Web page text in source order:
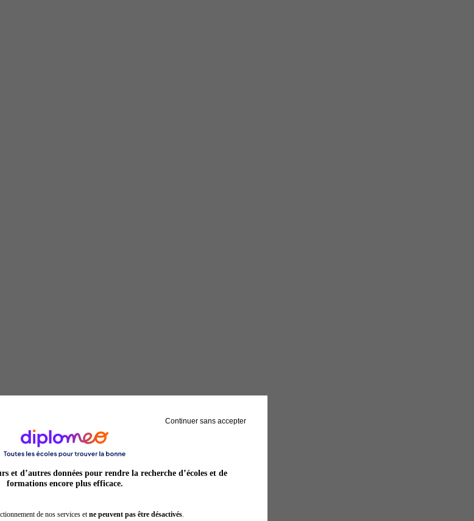
Continuer sans accepter
et d’autres données pour rendre la recherche d’écoles et de
formations encore plus efficace.
de nos services et ne peuvent pas être désactivés.